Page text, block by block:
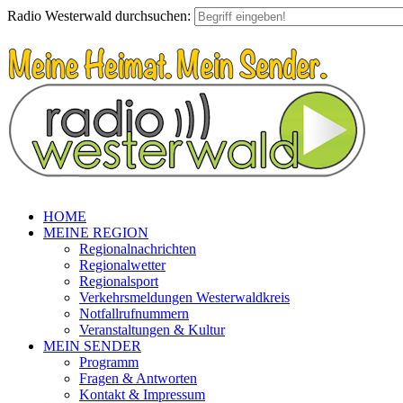
Radio Westerwald durchsuchen:
HOME
MEINE REGION
Regionalnachrichten
Regionalwetter
Regionalsport
Verkehrsmeldungen Westerwaldkreis
Notfallrufnummern
Veranstaltungen & Kultur
MEIN SENDER
Programm
Fragen & Antworten
Kontakt & Impressum